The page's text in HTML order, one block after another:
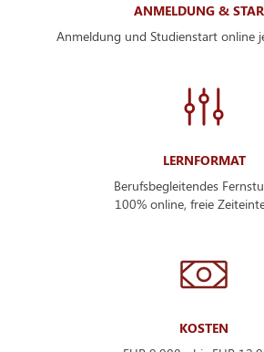
ANMELDUNG &
Anmeldung und Studienstart online
LERNFORMAT
Berufsbegleitendes
100% online, freie
KOSTEN